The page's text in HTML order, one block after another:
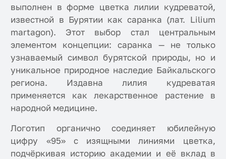
выполнен в форме цветка лилии кудреватой,
известной в Бурятии как саранка (лат. Lilium
martagon). Этот выбор стал центральным
элементом концепции: саранка — не только
узнаваемый символ бурятской природы, но и
уникальное природное наследие Байкальского
региона. Издавна лилия кудреватая
применяется как лекарственное растение в
народной медицине.
Логотип органично соединяет юбилейную
цифру «95» с изящными линиями цветка,
подчёркивая историю академии и её вклад в